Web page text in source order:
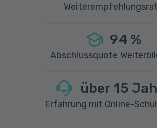
94 %
Abschlussquote
über 15
Erfahrung mit Online-